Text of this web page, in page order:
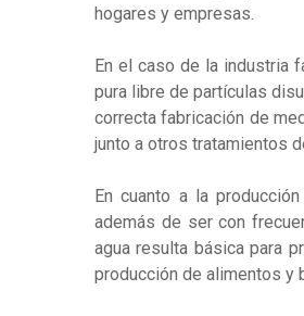
hogares y empresas.
En el caso de la industria
pura libre de partículas
correcta fabricación de
junto a otros tratamientos
En cuanto a la
además de ser con
agua resulta básica para
producción de alimentos y